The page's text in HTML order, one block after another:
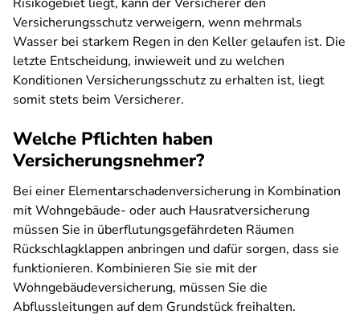
Versicherungsschutz verweigern, wenn mehrmals
Wasser bei starkem Regen in den Keller gelaufen ist. Die
letzte Entscheidung, inwieweit und zu welchen
Konditionen Versicherungsschutz zu erhalten ist, liegt
somit stets beim Versicherer.
Welche Pflichten haben
Versicherungsnehmer?
Bei einer Elementarschadenversicherung in Kombination
mit Wohngebäude- oder auch Hausratversicherung
müssen Sie in überflutungsgefährdeten Räumen
Rückschlagklappen anbringen und dafür sorgen, dass sie
funktionieren. Kombinieren Sie sie mit der
Wohngebäudeversicherung, müssen Sie die
Abflussleitungen auf dem Grundstück freihalten.